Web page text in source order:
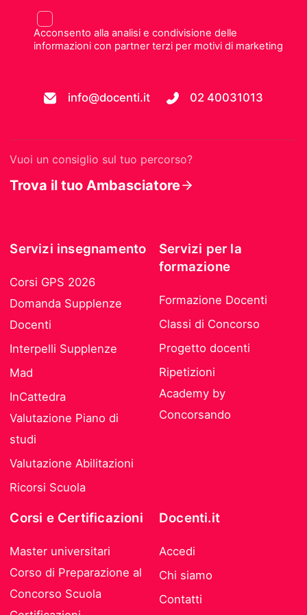
Acconsento alla analisi e condivisione delle
informazioni con partner terzi per motivi di marketing
info@docenti.it 02 40031013
Vuoi un consiglio sul tuo percorso?
Trova il tuo Ambasciatore
Servizi insegnamento
Corsi GPS 2026
Domanda Supplenze
Docenti
Interpelli Supplenze
Mad
InCattedra
Valutazione Piano di
studi
Valutazione Abilitazioni
Ricorsi Scuola
Servizi per la
formazione
Formazione Docenti
Classi di Concorso
Progetto docenti
Ripetizioni
Academy by
Concorsando
Corsi e Certificazioni
Master universitari
Corso di Preparazione al
Concorso Scuola
Docenti.it
Accedi
Chi siamo
Contatti